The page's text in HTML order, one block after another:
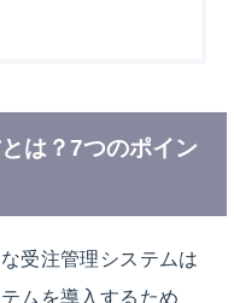
は？7つのポイン
受注管理システムは
ムを導入するため